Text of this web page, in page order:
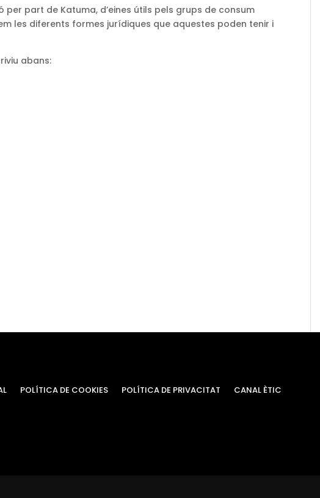
part de Katuma, d’eines útils pels grups de consum
les diferents formes jurídiques que aquestes poden tenir i
abans:
POLÍTICA DE COOKIES POLÍTICA DE PRIVACITAT CANAL ÈTIC